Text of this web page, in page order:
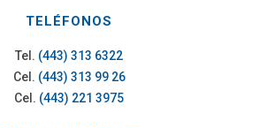
TELÉFONOS
Tel. (443) 313 6322
Cel. (443) 313 99 26
Cel. (443) 221 3975